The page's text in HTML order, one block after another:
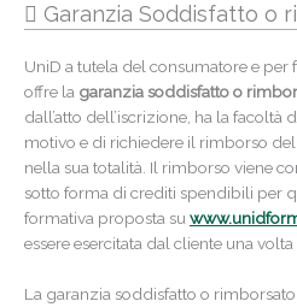
Garanzia Soddisfatto o
UniD a tutela del consumatore e
offre la garanzia soddisfatto o
dall’atto dell’iscrizione, ha la facoltà
motivo e di richiedere il rimborso
nella sua totalità. Il rimborso viene
sotto forma di crediti spendibili per
formativa proposta su
essere esercitata dal cliente una volta
La garanzia soddisfatto o
Ottieni
uno
Nome